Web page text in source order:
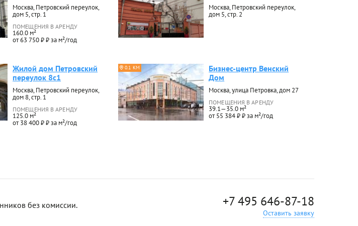
Москва, Петровский переулок,
дом 5, стр. 1
ПОМЕЩЕНИЯ В АРЕНДУ
160.0 м²
от 63 750 ₽ ₽ за м²/год
Москва, Петровский переулок,
дом 5, стр. 2
Жилой дом Петровский
переулок 8с1
Москва, Петровский переулок,
дом 8, стр. 1
ПОМЕЩЕНИЯ В АРЕНДУ
125.0 м²
от 38 400 ₽ ₽ за м²/год
0.1 КМ
Бизнес-центр Венский
Дом
Москва, улица Петровка, дом 27
ПОМЕЩЕНИЯ В АРЕНДУ
39.1—35.0 м²
от 55 384 ₽ ₽ за м²/год
без комиссии. +7 495 646-87-18
Оставить заявку